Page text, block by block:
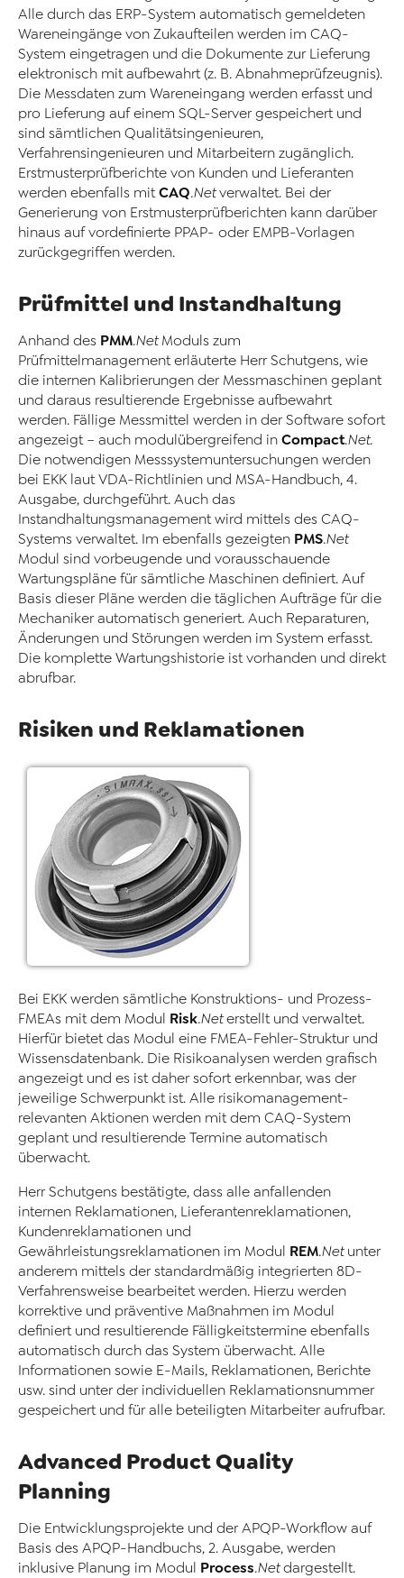
Alle durch das ERP-System automatisch gemeldeten
Wareneingänge von Zukaufteilen werden im CAQ-
System eingetragen und die Dokumente zur Lieferung
elektronisch mit aufbewahrt (z. B. Abnahmeprüfzeugnis).
Die Messdaten zum Wareneingang werden erfasst und
pro Lieferung auf einem SQL-Server gespeichert und
sind sämtlichen Qualitätsingenieuren,
Verfahrensingenieuren und Mitarbeitern zugänglich.
Erstmusterprüfberichte von Kunden und Lieferanten
werden ebenfalls mitCAQ.Netverwaltet. Bei der
Generierung von Erstmusterprüfberichten kann darüber
hinaus auf vordefinierte PPAP- oder EMPB-Vorlagen
zurückgegriffen werden.
Prüfmittel und Instandhaltung
Anhand des PMM.NetModuls zum
Prüfmittelmanagement erläuterte Herr Schutgens, wie
die internen Kalibrierungen der Messmaschinen geplant
und daraus resultierende Ergebnisse aufbewahrt
werden. Fällige Messmittel werden in der Software sofort
angezeigt – auch modulübergreifend in Compact.Net.
Die notwendigen Messsystemuntersuchungen werden
bei EKK laut VDA-Richtlinien und MSA-Handbuch, 4.
Ausgabe, durchgeführt. Auch das
Instandhaltungsmanagement wird mittels des CAQ-
Systems verwaltet. Im ebenfalls gezeigten PMS.Net
Modul sind vorbeugende und vorausschauende
Wartungspläne für sämtliche Maschinen definiert. Auf
Basis dieser Pläne werden die täglichen Aufträge für die
Mechaniker automatisch generiert. Auch Reparaturen,
Änderungen und Störungen werden im System erfasst.
Die komplette Wartungshistorie ist vorhanden und direkt
abrufbar.
Risiken und Reklamationen
Bei EKK werden sämtliche Konstruktions- und Prozess-
FMEAs mit dem Modul Risk.Neterstellt und verwaltet.
Hierfür bietet das Modul eine FMEA-Fehler-Struktur und
Wissensdatenbank. Die Risikoanalysen werden grafisch
angezeigt und es ist daher sofort erkennbar, was der
jeweilige Schwerpunkt ist. Alle risikomanagement-
relevanten Aktionen werden mit dem CAQ-System
geplant und resultierende Termine automatisch
überwacht.
Herr Schutgens bestätigte, dass alle anfallenden
internen Reklamationen, Lieferantenreklamationen,
Kundenreklamationen und
Gewährleistungsreklamationen im Modul REM.Netunter
anderem mittels der standardmäßig integrierten 8D-
Verfahrensweise bearbeitet werden. Hierzu werden
korrektive und präventive Maßnahmen im Modul
definiert und resultierende Fälligkeitstermine ebenfalls
automatisch durch das System überwacht. Alle
Informationen sowie E-Mails, Reklamationen, Berichte
usw. sind unter der individuellen Reklamationsnummer
gespeichert und für alle beteiligten Mitarbeiter aufrufbar.
Advanced Product Quality
Planning
Die Entwicklungsprojekte und der APQP-Workflow auf
Basis des APQP-Handbuchs, 2. Ausgabe, werden
inklusive Planung im Modul Process.Netdargestellt.